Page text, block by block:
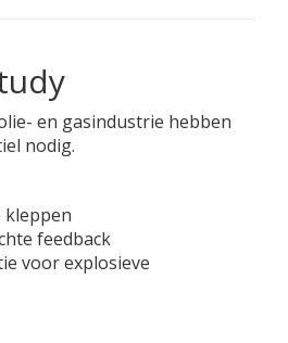
en gasindustrie hebben
nodig.
kleppen
feedback
voor explosieve